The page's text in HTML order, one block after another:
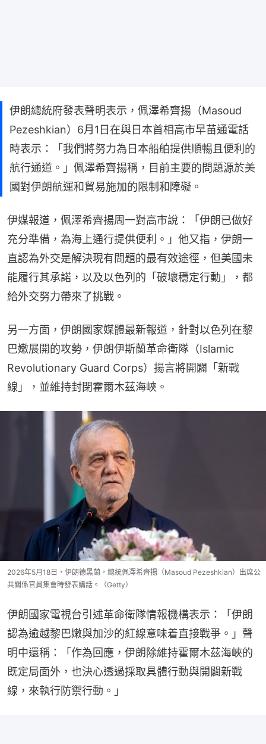
伊朗總統府發表聲明表示，佩澤希齊揚（Masoud
Pezeshkian）6月1日在與日本首相高市早苗通電話
時表示：「我們將努力為日本船舶提供順暢且便利的
航行通道。」佩澤希齊揚稱，目前主要的問題源於美
國對伊朗航運和貿易施加的限制和障礙。
伊媒報道，佩澤希齊揚周一對高市說：「伊朗已做好
充分準備，為海上通行提供便利。」他又指，伊朗一
直認為外交是解決現有問題的最有效途徑，但美國未
能履行其承諾，以及以色列的「破壞穩定行動」，都
給外交努力帶來了挑戰。
另一方面，伊朗國家媒體最新報道，針對以色列在黎
巴嫩展開的攻勢，伊朗伊斯蘭革命衛隊（Islamic
Revolutionary Guard Corps）揚言將開闢「新戰
線」，並維持封閉霍爾木茲海峽。
2026年5月18日，伊朗德黑蘭，總統佩澤希齊揚（Masoud Pezeshkian）出席公
共關係官員集會時發表講話。（Getty）
伊朗國家電視台引述革命衛隊情報機構表示：「伊朗
認為逾越黎巴嫩與加沙的紅線意味着直接戰爭。」聲
明中還稱：「作為回應，伊朗除維持霍爾木茲海峽的
既定局面外，也決心透過採取具體行動與開闢新戰
線，來執行防禦行動。」